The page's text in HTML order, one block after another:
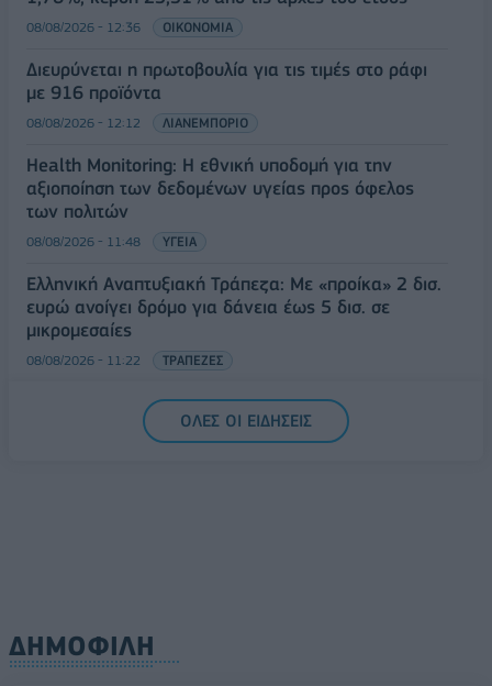
08/08/2026 - 12:36 ΟΙΚΟΝΟΜΙΑ
Διευρύνεται η πρωτοβουλία για τις τιμές στο ράφι
με 916 προϊόντα
08/08/2026 - 12:12 ΛΙΑΝΕΜΠΟΡΙΟ
Health Monitoring: Η εθνική υποδομή για την
αξιοποίηση των δεδομένων υγείας προς όφελος
των πολιτών
08/08/2026 - 11:48 ΥΓΕΙΑ
Ελληνική Αναπτυξιακή Τράπεζα: Με «προίκα» 2 δισ.
ευρώ ανοίγει δρόμο για δάνεια έως 5 δισ. σε
μικρομεσαίες
08/08/2026 - 11:22 ΤΡΑΠΕΖΕΣ
5G παντού, 6G στον ορίζοντα: Πού βρίσκεται η
Ελλάδα στη μεγάλη τεχνολογική μετάβαση
ΟΛΕΣ ΟΙ ΕΙΔΗΣΕΙΣ
ΔΗΜΟΦΙΛΗ